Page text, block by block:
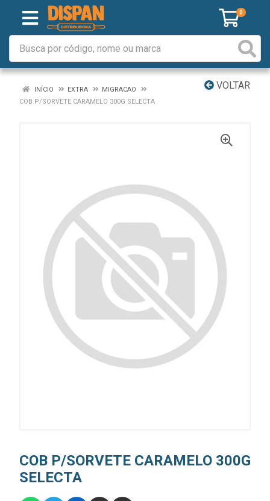
0
VOLTAR
INÍCIO EXTRA
MIGRACAO
COB P/SORVETE CARAMELO 300G SELECTA
COB P/SORVETE CARAMELO 300G
SELECTA